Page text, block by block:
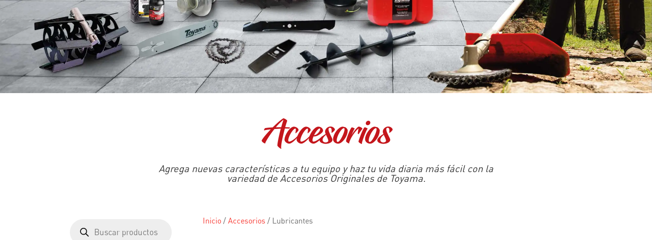
Accesorios
Agrega nuevas características a tu equipo y haz tu vida diaria más fácil con la
variedad de Accesorios Originales de Toyama.
productos
Inicio/ Accesorios / Lubricantes